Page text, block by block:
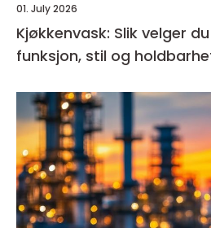
01. July 2026
Kjøkkenvask: Slik velger
funksjon, stil og